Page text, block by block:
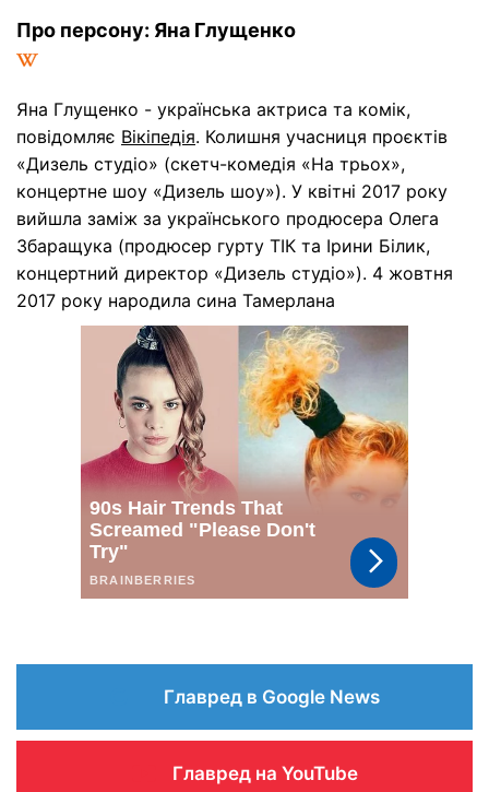
Про персону: Яна Глущенко
Яна Глущенко - українська актриса та комік,
повідомляє Вікіпедія. Колишня учасниця проєктів
«Дизель студіо» (скетч-комедія «На трьох»,
концертне шоу «Дизель шоу»). У квітні 2017 року
вийшла заміж за українського продюсера Олега
Збаращука (продюсер гурту ТІК та Ірини Білик,
концертний директор «Дизель студіо»). 4 жовтня
2017 року народила сина Тамерлана
Главред в Google News
Главред на YouTube